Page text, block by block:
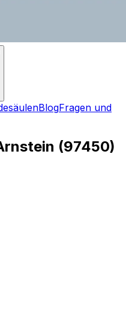
BlogFragen und
(97450)